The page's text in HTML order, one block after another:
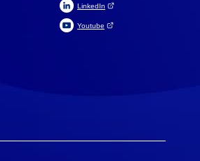
LinkedIn (Avautuu uuteen välilehteen)
Youtube (Avautuu uuteen välilehteen)